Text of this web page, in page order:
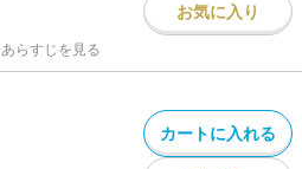
お気に入り
あらすじを見る
カートに入れる